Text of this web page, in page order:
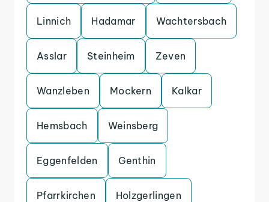
Linnich Hadamar Wachtersbach
Asslar Steinheim Zeven
Wanzleben Mockern Kalkar
Hemsbach Weinsberg
Eggenfelden Genthin
Pfarrkirchen Holzgerlingen